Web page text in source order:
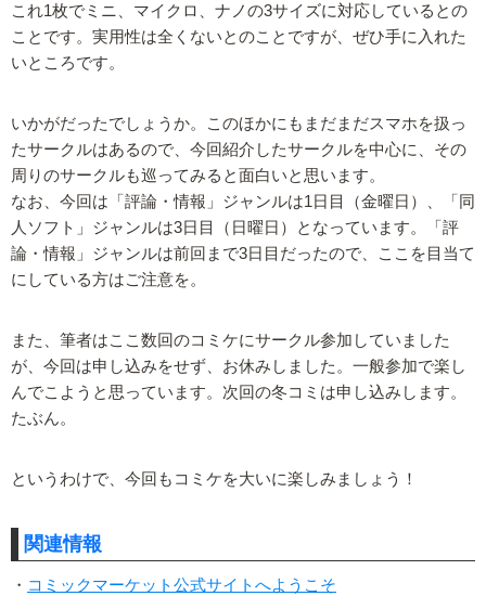
これ1枚でミニ、マイクロ、ナノの3サイズに対応しているとの
ことです。実用性は全くないとのことですが、ぜひ手に入れた
いところです。
いかがだったでしょうか。このほかにもまだまだスマホを扱っ
たサークルはあるので、今回紹介したサークルを中心に、その
周りのサークルも巡ってみると面白いと思います。
なお、今回は「評論・情報」ジャンルは1日目（金曜日）、「同
人ソフト」ジャンルは3日目（日曜日）となっています。「評
論・情報」ジャンルは前回まで3日目だったので、ここを目当て
にしている方はご注意を。
また、筆者はここ数回のコミケにサークル参加していました
が、今回は申し込みをせず、お休みしました。一般参加で楽し
んでこようと思っています。次回の冬コミは申し込みします。
たぶん。
というわけで、今回もコミケを大いに楽しみましょう！
関連情報
・ コミックマーケット公式サイトへようこそ